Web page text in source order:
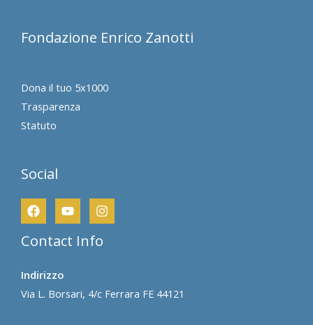
Fondazione Enrico Zanotti
Dona il tuo 5x1000
Trasparenza
Statuto
Social
Contact Info
Indirizzo
Via L. Borsari, 4/c Ferrara FE 44121